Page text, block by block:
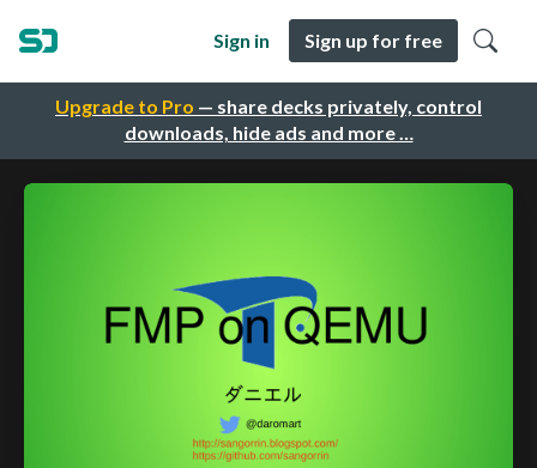
Upgrade to Pro — share decks privately, control
downloads, hide ads and more …
Sign in Sign up for free